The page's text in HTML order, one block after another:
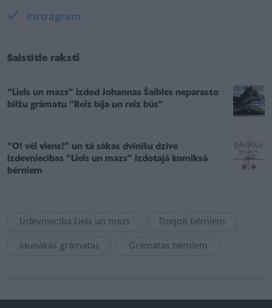
instragram
Saistītie raksti
“Liels un mazs” izdod Johannas Šaibles neparasto
bilžu grāmatu “Reiz bija un reiz būs”
“O! vēl viens!” un tā sākas dvīnīšu dzīve
izdevniecības “Liels un mazs” izdotajā komiksā
bērniem
Izdevniecība Liels un mazs Dzejoļi bērniem
Jaunākās grāmatas Grāmatas bērniem